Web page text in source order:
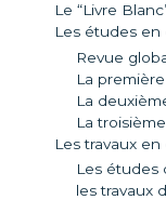
Le “Livre
Les études en
Revue
La
La
La
Les travaux en
Les études
les travaux